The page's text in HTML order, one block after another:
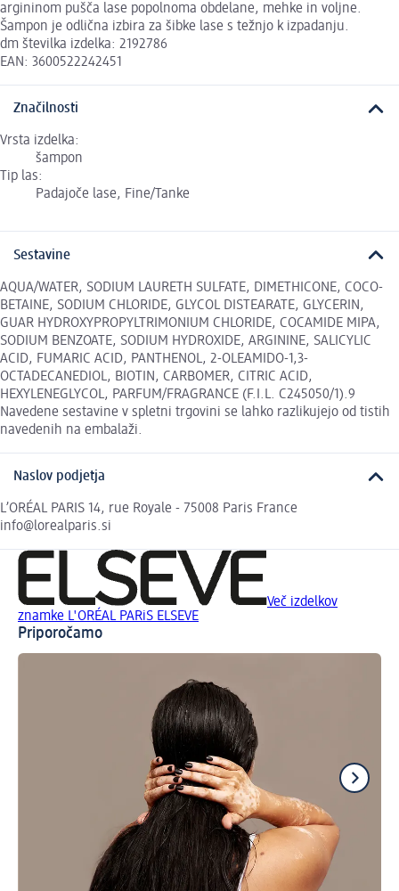
argininom pušča lase popolnoma obdelane, mehke in voljne.
Šampon je odlična izbira za šibke lase s težnjo k izpadanju.
dm številka izdelka: 2192786
EAN: 3600522242451
Značilnosti
Vrsta izdelka:
šampon
Tip las:
Padajoče lase, Fine/Tanke
Sestavine
AQUA/WATER, SODIUM LAURETH SULFATE, DIMETHICONE, COCO-
BETAINE, SODIUM CHLORIDE, GLYCOL DISTEARATE, GLYCERIN,
GUAR HYDROXYPROPYLTRIMONIUM CHLORIDE, COCAMIDE MIPA,
SODIUM BENZOATE, SODIUM HYDROXIDE, ARGININE, SALICYLIC
ACID, FUMARIC ACID, PANTHENOL, 2-OLEAMIDO-1,3-
OCTADECANEDIOL, BIOTIN, CARBOMER, CITRIC ACID,
HEXYLENEGLYCOL, PARFUM/FRAGRANCE (F.I.L. C245050/1).9
Navedene sestavine v spletni trgovini se lahko razlikujejo od tistih
navedenih na embalaži.
Naslov podjetja
L’ORÉAL PARIS 14, rue Royale - 75008 Paris France
info@lorealparis.si
Več izdelkov
znamke L'ORÉAL PARiS ELSEVE
Priporočamo